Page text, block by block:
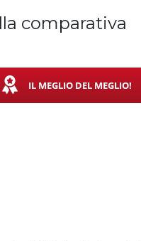
comparativa
IL MEGLIO DEL MEGLIO!